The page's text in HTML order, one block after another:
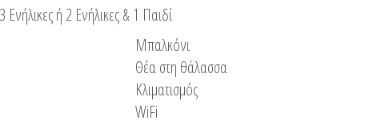
Ενήλικες ή 2 Ενήλικες & 1 Παιδί
Μπαλκόνι
Θέα στη θάλασσα
Κλιματισμός
WiFi